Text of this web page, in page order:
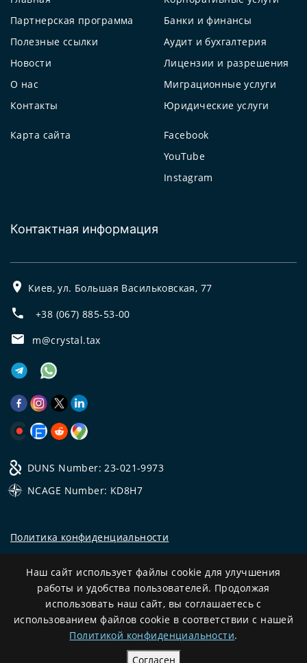
Партнерская программа
Полезные ссылки
Новости
О нас
Контакты
Банки и финансы
Аудит и бухгалтерия
Лицензии и разрешения
Миграционные услуги
Юридические услуги
Карта сайта
Facebook
YouTube
Instagram
Контактная информация
Киев, ул. Большая Васильковская, 77
+38 (067) 885-53-00
m@crystal.tax
DUNS Number: 23-021-9973
NCAGE Number: KD8H7
Политика конфиденциальности
CRYSTAL.TAX—ОФФШОРНЫЙ ЭКСПЕРТ №❶
and support
Наш сайт использует файлы cookie для улучшения
работы и удобства пользователей. Продолжая
использовать наш сайт, вы соглашаетесь с
использованием файлов cookie в соответствии с нашей
Политикой конфиденциальности.
Согласен